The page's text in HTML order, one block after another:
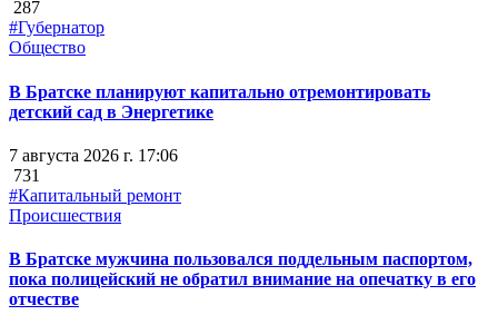
287
#Губернатор
Общество
В Братске планируют капитально отремонтировать
детский сад в Энергетике
7 августа 2026 г. 17:06
731
#Капитальный ремонт
Происшествия
В Братске мужчина пользовался поддельным паспортом,
пока полицейский не обратил внимание на опечатку в его
отчестве